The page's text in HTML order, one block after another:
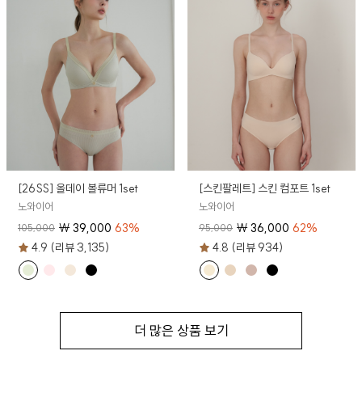
[26SS] 올데이 볼류머 1set
노와이어
105,000 ₩39,000 63%
4.9 (리뷰 3,135)
[스킨팔레트] 스킨 컴포트 1set
노와이어
95,000 ₩36,000 62%
4.8 (리뷰 934)
더 많은 상품 보기